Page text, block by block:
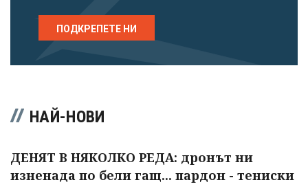
ПОДКРЕПЕТЕ НИ
НАЙ-НОВИ
ДЕНЯТ В НЯКОЛКО РЕДА: дронът ни
изненада по бели гащ... пардон - тениски